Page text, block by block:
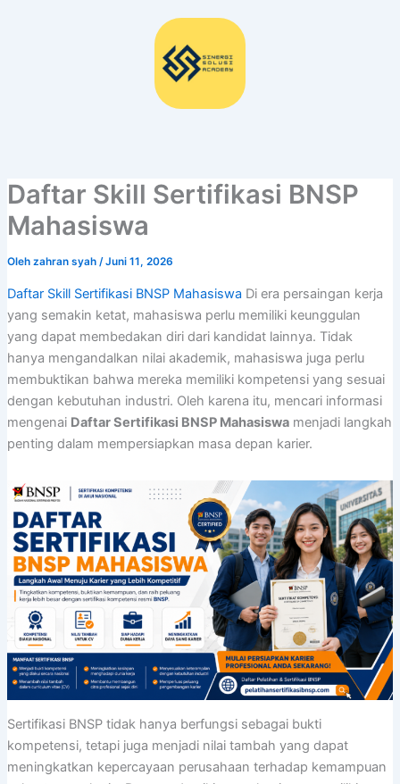
Daftar Skill Sertifikasi BNSP
Mahasiswa
Oleh zahran syah /Juni 11, 2026
Daftar Skill Sertifikasi BNSP Mahasiswa Di era persaingan kerja
yang semakin ketat, mahasiswa perlu memiliki keunggulan
yang dapat membedakan diri dari kandidat lainnya. Tidak
hanya mengandalkan nilai akademik, mahasiswa juga perlu
membuktikan bahwa mereka memiliki kompetensi yang sesuai
dengan kebutuhan industri. Oleh karena itu, mencari informasi
mengenai Daftar Sertifikasi BNSP Mahasiswamenjadi langkah
penting dalam mempersiapkan masa depan karier.
Sertifikasi BNSP tidak hanya berfungsi sebagai bukti
kompetensi, tetapi juga menjadi nilai tambah yang dapat
meningkatkan kepercayaan perusahaan terhadap kemampuan